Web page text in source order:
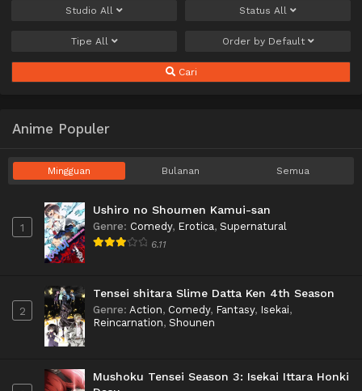
Studio All Status All
Tipe All Order by Default
Cari
Anime Populer
Mingguan Bulanan Semua
1
Ushiro no Shoumen Kamui-san
Genre: Comedy, Erotica, Supernatural
6.11
2
Tensei shitara Slime Datta Ken 4th Season
Genre: Action, Comedy, Fantasy, Isekai,
Reincarnation, Shounen
Mushoku Tensei Season 3: Isekai Ittara Honki